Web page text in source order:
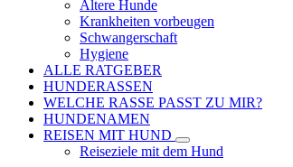
Ältere Hunde
Krankheiten vorbeugen
Schwangerschaft
Hygiene
ALLE RATGEBER
HUNDERASSEN
WELCHE RASSE PASST ZU MIR?
HUNDENAMEN
REISEN MIT HUND
Reiseziele mit dem Hund